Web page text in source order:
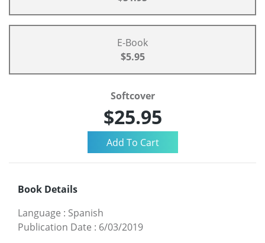
E-Book
$5.95
Softcover
$25.95
Book Details
Language : Spanish
Publication Date : 6/03/2019